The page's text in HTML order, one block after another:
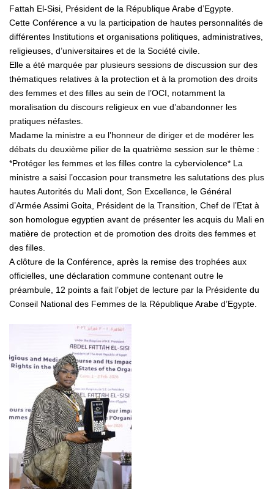
Fattah El-Sisi, Président de la République Arabe d’Egypte.
Cette Conférence a vu la participation de hautes personnalités de
différentes Institutions et organisations politiques, administratives,
religieuses, d’universitaires et de la Société civile.
Elle a été marquée par plusieurs sessions de discussion sur des
thématiques relatives à la protection et à la promotion des droits
des femmes et des filles au sein de l’OCI, notamment la
moralisation du discours religieux en vue d’abandonner les
pratiques néfastes.
Madame la ministre a eu l’honneur de diriger et de modérer les
débats du deuxième pilier de la quatrième session sur le thème :
*Protéger les femmes et les filles contre la cyberviolence* La
ministre a saisi l’occasion pour transmetre les salutations des plus
hautes Autorités du Mali dont, Son Excellence, le Général
d’Armée Assimi Goita, Président de la Transition, Chef de l’Etat à
son homologue egyptien avant de présenter les acquis du Mali en
matière de protection et de promotion des droits des femmes et
des filles.
A clôture de la Conférence, après la remise des trophées aux
officielles, une déclaration commune contenant outre le
préambule, 12 points a fait l’objet de lecture par la Présidente du
Conseil National des Femmes de la République Arabe d’Egypte.